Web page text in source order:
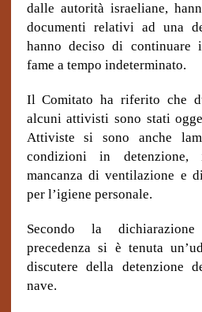
dalle autorità israeliane,
documenti relativi ad una
hanno deciso di
fame a tempo indeterminato.
Il Comitato ha riferito che
alcuni attivisti sono stati
Attiviste si sono anche
condizioni in
mancanza di ventilazione e
per l’igiene personale.
Secondo la
precedenza si è tenuta
discutere della detenzione
nave.